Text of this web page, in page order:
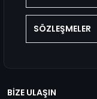
SÖZLEŞMELER
BİZE ULAŞIN